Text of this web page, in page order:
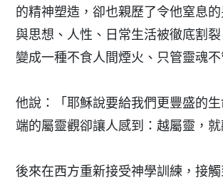
的精神塑造，卻也親歷了令他窒息
與思想、人性、日常生活被徹底割
變成一種不食人間煙火、只管靈魂不
他說：「耶穌說要給我們更豐盛的
端的屬靈觀卻讓人感到：越屬靈，就
後來在西方重新接受神學訓練，接